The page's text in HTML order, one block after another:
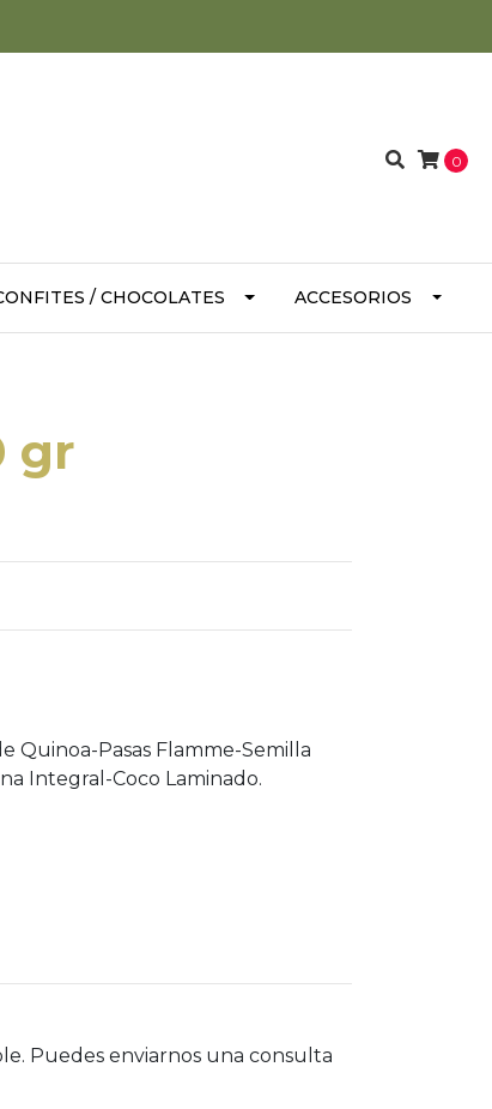
0
/ CHOCOLATES ACCESORIOS
gr
Quinoa-Pasas Flamme-Semilla
Integral-Coco Laminado.
Puedes enviarnos una consulta